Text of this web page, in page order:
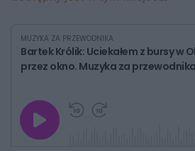
MUZYKA ZA PRZEWODNIKA
Bartek Królik: Uciekałem z bursy w
przez okno. Muzyka za przewodnika